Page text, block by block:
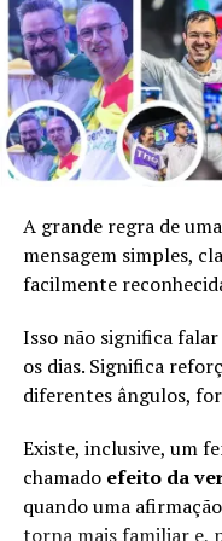
reconstrução da BR-364
entre 2023 e 2025
Em "Notícias"
INFRAESTRUTURA NO
INTEGRAÇÃO REGIONAL
LICITAÇÃO DE OBRAS
PONTE NO VALE DO
UP NEXT
Acre reforça medidas
Aviária mesmo sem
DON'T MISS
Rio Branco e
clínicas terapêuticas
A grande regra de
mensagem simples,
facilmente
Isso não significa
os dias. Significa
diferentes ângulos,
Existe, inclusive, um
chamado efeito da
quando uma
torna mais familiar e,